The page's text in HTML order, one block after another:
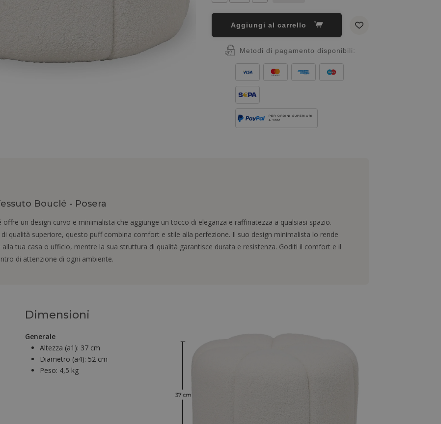
Aggiungi al carrello
Metodi di pagamento disponibili:
PER ORDINI SUPERIORI
A 500€
Bouclé - Posera
un design curvo e minimalista che aggiunge un tocco di eleganza e raffinatezza a qualsiasi spazio.
qualità superiore, questo puff combina comfort e stile alla perfezione. Il suo design minimalista lo rende
tua casa o ufficio, mentre la sua struttura di qualità garantisce durata e resistenza. Goditi il comfort e il
di attenzione di ogni ambiente.
Dimensioni
Generale
Altezza (a1): 37 cm
Diametro (a4): 52 cm
Peso: 4,5 kg